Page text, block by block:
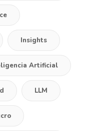
Insights
Artificial
LLM